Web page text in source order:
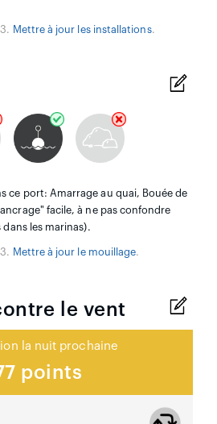
Mettre à jour les installations.
ce port: Amarrage au quai, Bouée de
facile, à ne pas confondre
dans les marinas).
Mettre à jour le mouillage.
le vent
la nuit prochaine
points